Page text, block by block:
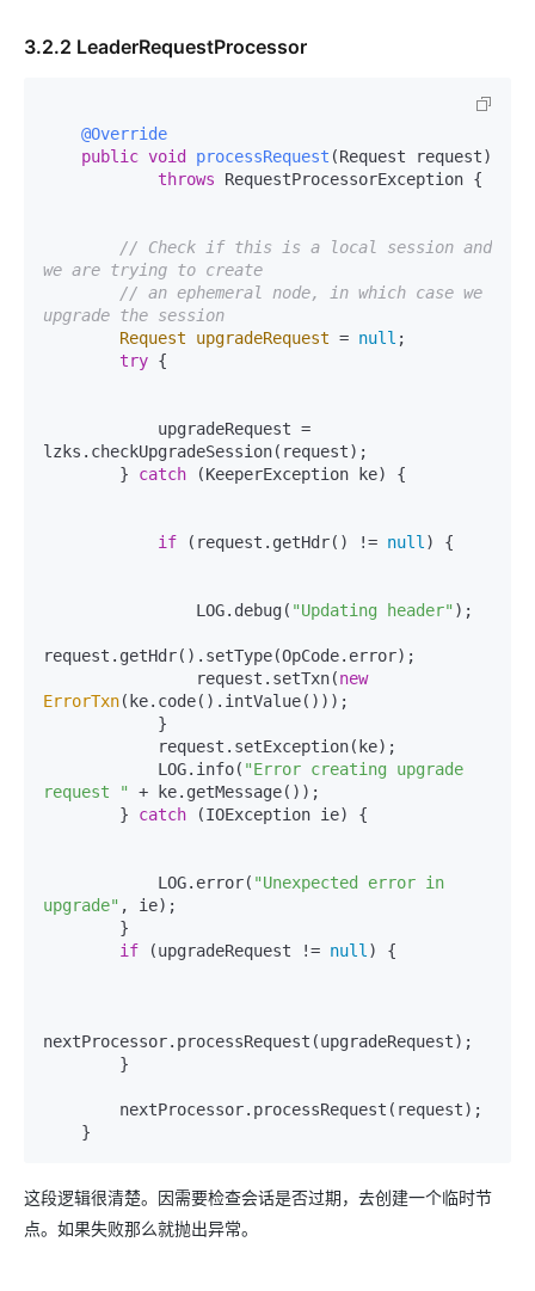
3.2.2 LeaderRequestProcessor
@Override
public void processRequest (Request request)
throws RequestProcessorException {
// Check if this is a local session and
we are trying to create
// an ephemeral node, in which case we
upgrade the session
Request
upgradeRequest = null ;
try {
lzks.checkUpgradeSession(request);
        }
catch (KeeperException ke) {
if (request.getHdr() != null ) {
                LOG.debug(
"Updating header" );
request.getHdr().setType(OpCode.error);
                request.setTxn(
new
ErrorTxn(ke.code().intValue()));
            LOG.info(
"Error creating upgrade
request "
+ ke.getMessage());
        }
catch (IOException ie) {
            LOG.error(
"Unexpected error in
upgrade" , ie);
if (upgradeRequest != null ) {
nextProcessor.processRequest(upgradeRequest);
这段逻辑很清楚。因需要检查会话是否过期，去创建一个临时节
点。如果失败那么就抛出异常。